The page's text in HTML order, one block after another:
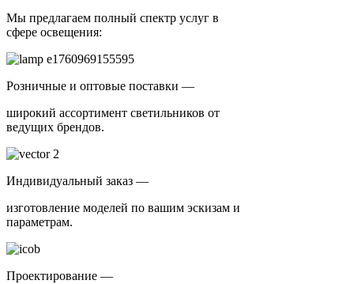
Мы предлагаем полный спектр услуг в
сфере освещения:
Розничные и оптовые поставки —
широкий ассортимент светильников от
ведущих брендов.
Индивидуальный заказ —
изготовление моделей по вашим эскизам и
параметрам.
Проектирование —